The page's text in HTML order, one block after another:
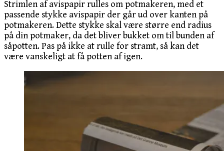
Strimlen af avispapir rulles om potmakeren, med et
passende stykke avispapir der går ud over kanten på
potmakeren. Dette stykke skal være større end radius
på din potmaker, da det bliver bukket om til bunden af
såpotten. Pas på ikke at rulle for stramt, så kan det
være vanskeligt at få potten af igen.